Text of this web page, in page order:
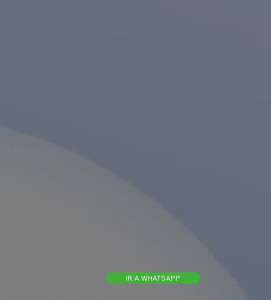
IR A WHATSAPP